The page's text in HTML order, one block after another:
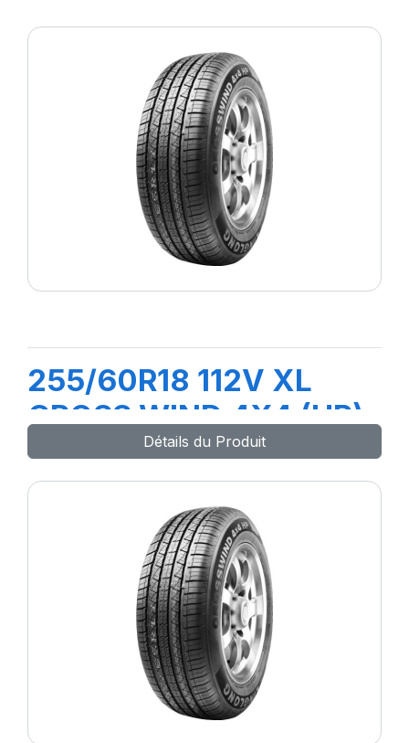
255/60R18 112V XL
CROSS WIND 4X4 (HP)
Détails du Produit